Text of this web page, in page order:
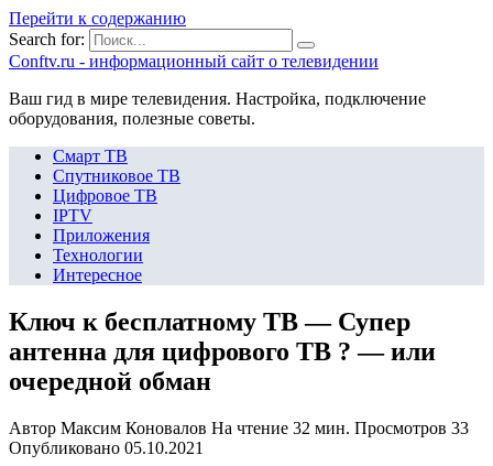
Перейти к содержанию
Search for:
Сonftv.ru - информационный сайт о телевидении
Ваш гид в мире телевидения. Настройка, подключение
оборудования, полезные советы.
Смарт ТВ
Спутниковое ТВ
Цифровое ТВ
IPTV
Приложения
Технологии
Интересное
Ключ к бесплатному ТВ — Супер
антенна для цифрового ТВ ? — или
очередной обман
Автор Максим Коновалов На чтение 32 мин. Просмотров 33
Опубликовано 05.10.2021